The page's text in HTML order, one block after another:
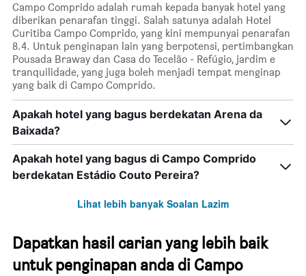
Campo Comprido adalah rumah kepada banyak hotel yang
diberikan penarafan tinggi. Salah satunya adalah Hotel
Curitiba Campo Comprido, yang kini mempunyai penarafan
8.4. Untuk penginapan lain yang berpotensi, pertimbangkan
Pousada Braway dan Casa do Tecelão - Refúgio, jardim e
tranquilidade, yang juga boleh menjadi tempat menginap
yang baik di Campo Comprido.
Apakah hotel yang bagus berdekatan Arena da
Baixada?
Apakah hotel yang bagus di Campo Comprido
berdekatan Estádio Couto Pereira?
Lihat lebih banyak Soalan Lazim
Dapatkan hasil carian yang lebih baik
untuk penginapan anda di Campo